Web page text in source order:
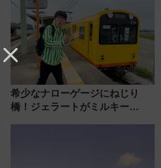
同時開催！
希少なナローゲージにねじり
橋！ジェラートがミルキー